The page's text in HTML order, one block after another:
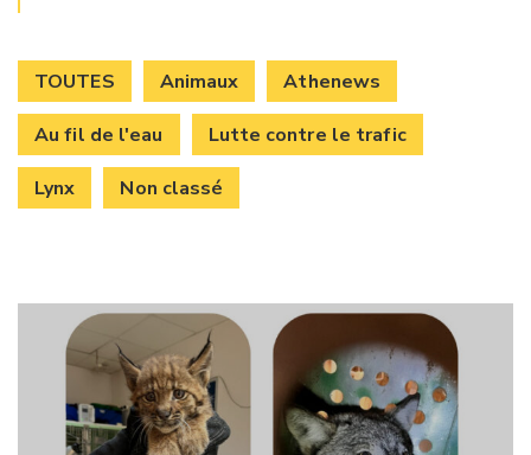
TOUTES Animaux Athenews
Au fil de l'eau Lutte contre le trafic
Lynx Non classé